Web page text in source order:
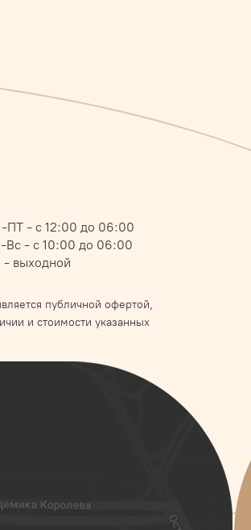
-ПТ - с 12:00 до 06:00
Вс - с 10:00 до 06:00
- выходной
публичной офертой,
и стоимости указанных